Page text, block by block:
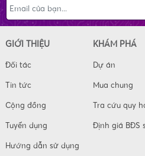
GIỚI THIỆU
Đối tác
Tin tức
Cộng đồng
Tuyển dụng
Hướng dẫn sử dụng
KHÁM PHÁ
Dự án
Mua chung
Tra cứu quy
Định giá BĐS